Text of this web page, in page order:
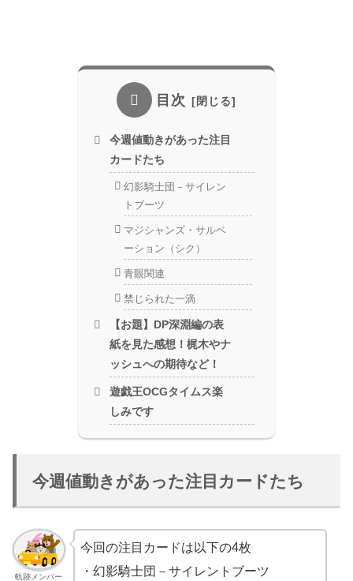
目次
今週値動きがあった注目
カードたち
幻影騎士団－サイレン
トブーツ
マジシャンズ・サルベ
ーション（シク）
青眼関連
禁じられた一滴
【お題】DP深淵編の表
紙を見た感想！梶木やナ
ッシュへの期待など！
遊戯王OCGタイムス楽
しみです
今週値動きがあった注目カードたち
軌跡メンバー
今回の注目カードは以下の4枚
・幻影騎士団－サイレントブーツ